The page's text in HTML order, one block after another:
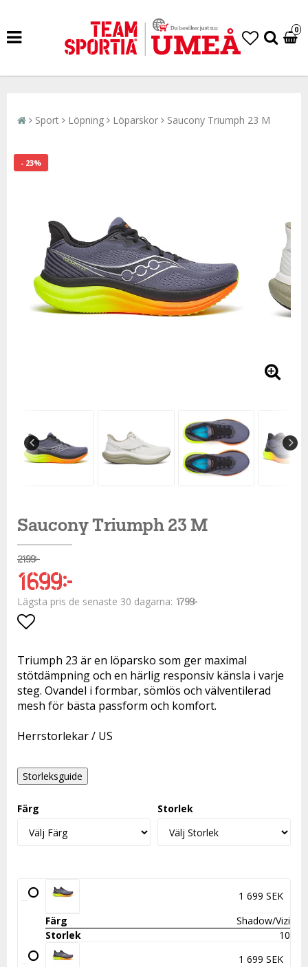
0
Sport Löpning Löparskor Saucony Triumph 23 M
- 23%
Saucony Triumph 23 M
2 199 kr
1 699 kr
Lägsta pris de senaste 30 dagarna 1 799 kr
Triumph 23 är en löparsko som ger maximal
stötdämpning och en härlig responsiv känsla i varje
steg. Ovandel i formbar, sömlös och välventilerad
mesh för bästa passform och komfort.
Herrstorlekar / US
Storleksguide
Färg Storlek
1 699 SEK
Shadow/Vizi
10
1 699 SEK